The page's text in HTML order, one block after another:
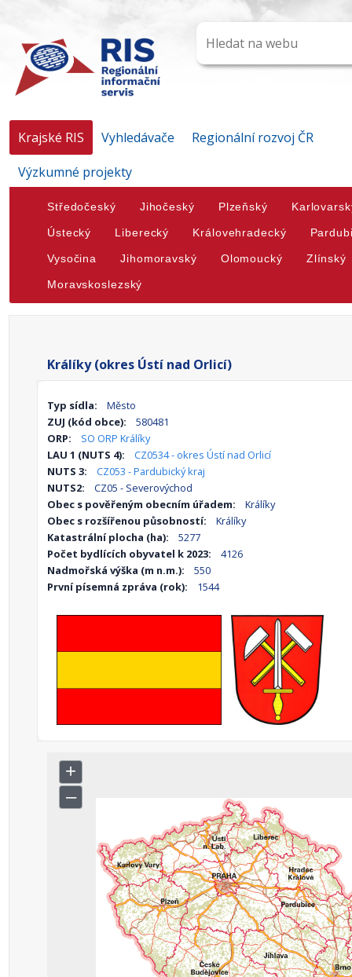
Krajské RIS Vyhledávače
Regionální rozvoj ČR
Výzkumné projekty
Středočeský Jihočeský Plzeňský
Ústecký Liberecký Královehradecký
Vysočina Jihomoravský Olomoucký Zlínský
Moravskoslezský
Králíky (okres Ústí nad Orlicí)
Typ sídla:
Město
ZUJ (kód obce):
580481
ORP:
SO ORP Králíky
LAU 1 (NUTS 4):
CZ0534 - okres Ústí nad Orlicí
NUTS 3:
CZ053 - Pardubický kraj
NUTS2:
CZ05 - Severovýchod
Obec s pověřeným obecním úřadem:
Králíky
Obec s rozšířenou působností:
Králíky
Katastrální plocha (ha):
5277
Počet bydlících obyvatel k 2023:
4126
Nadmořská výška (m n.m.):
550
První písemná zpráva (rok):
1544